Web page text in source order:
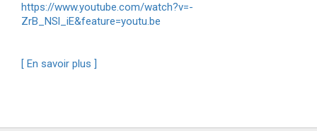
https://www.youtube.com/watch?v=-
ZrB_NSl_iE&feature=youtu.be
[ En savoir plus ]